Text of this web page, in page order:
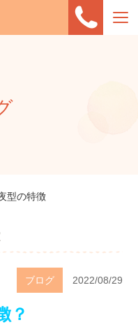
型の特徴
ブログ 2022/08/29
？